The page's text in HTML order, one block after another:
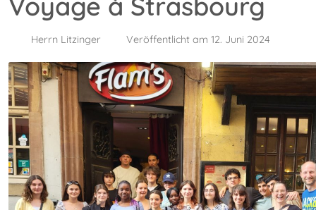
Herrn Litzinger Veröffentlicht am 12. Juni 2024